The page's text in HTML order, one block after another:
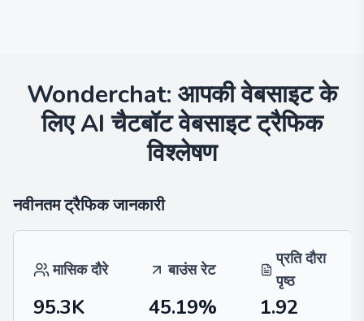
Wonderchat: आपकी वेबसाइट के
लिए AI चैटबॉटवेबसाइट ट्रैफिक
विश्लेषण
नवीनतम ट्रैफिक जानकारी
मासिक दौरे बाउंस रेट
प्रति दौरा
पृष्ठ
95.3K 45.19% 1.92